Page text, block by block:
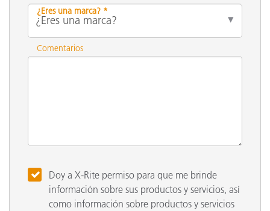
¿Eres una marca? *
Comentarios
Doy a X-Rite permiso para que me brinde
información sobre sus productos y servicios, así
como información sobre productos y servicios